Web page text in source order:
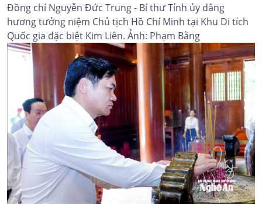
Đồng chí Nguyễn Đức Trung - Bí thư Tỉnh ủy dâng
hương tưởng niệm Chủ tịch Hồ Chí Minh tại Khu Di tích
Quốc gia đặc biệt Kim Liên. Ảnh: Phạm Bằng